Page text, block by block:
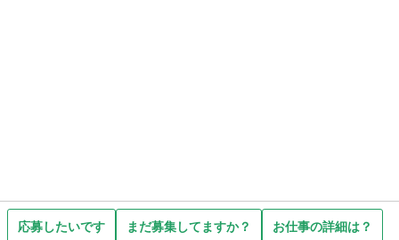
応募したいです まだ募集してますか？ お仕事の詳細は？